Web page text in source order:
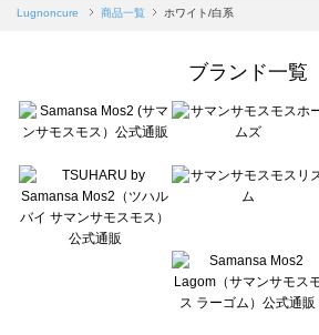
Samansa Mos2 blue（サマンサモスモス ブルー）の一覧
Te chichi（テチチ）の一覧
Te chichi CLASSIC（テチチ クラシック）の一覧
Lugnoncure（ルノンキュール）の一覧
BETTY'S BLUE（べティーズブルー）の一覧
Wpc.（ワールドパーティー）の一覧
Lugnoncure 商品一覧 ホワイト/白系
ブランド一覧